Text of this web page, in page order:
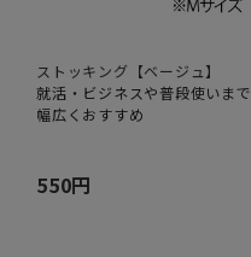
ストッキング【ベージュ】
就活・ビジネスや普段使いまで
幅広くおすすめ
550円